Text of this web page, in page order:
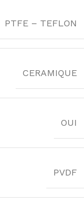
PTFE – TEFLON
CERAMIQUE
OUI
PVDF